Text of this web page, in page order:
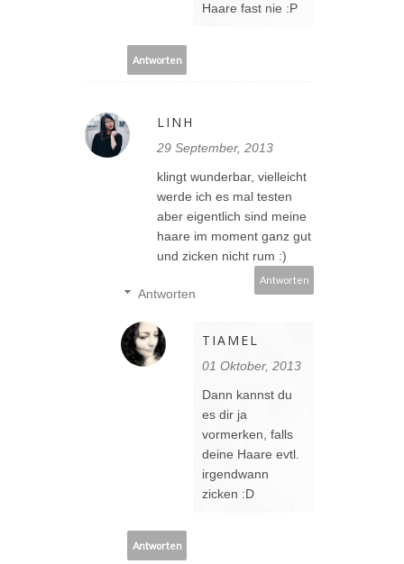
Haare fast nie :P
Antworten
LINH
29 September, 2013
klingt wunderbar, vielleicht
werde ich es mal testen
aber eigentlich sind meine
haare im moment ganz gut
und zicken nicht rum :)
Antworten
Antworten
TIAMEL
01 Oktober, 2013
Dann kannst du
es dir ja
vormerken, falls
deine Haare evtl.
irgendwann
zicken :D
Antworten